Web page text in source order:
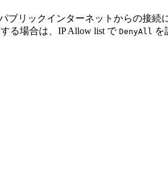
ブリックインターネットからの接続
る場合は、IP Allow list で DenyAll を